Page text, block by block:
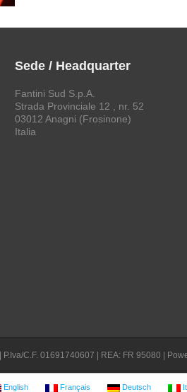
Sede / Headquarter
Fantini Sud S.p.A.
Strada Provinciale 12 , nr. 52
03012 Anagni (Frosinone)
Italia
| P.Iva/C.F. 01691740607 | REA: FR 95080 |
English Français Deutsch